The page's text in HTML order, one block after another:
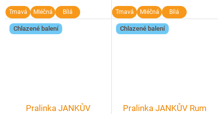
Tmavá Mléčná Bílá Tmavá Mléčná Bílá
Chlazené balení
Pralinka JANKŮV
Chlazené balení
Pralinka JANKŮV Rum